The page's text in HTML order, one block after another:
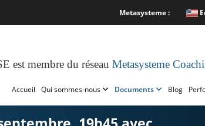
Metasysteme :
est membre du réseau Metasysteme
Accueil Qui sommes-nous Documents Blog